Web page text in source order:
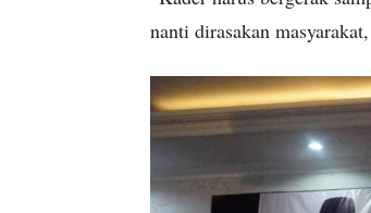
nanti dirasakan